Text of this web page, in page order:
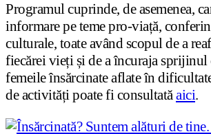
Programul cuprinde, de asemenea,
informare pe teme pro-viață,
culturale, toate având scopul de a
fiecărei vieți și de a încuraja sprijinul
femeile însărcinate aflate în
de activități poate fi consultatăaici.